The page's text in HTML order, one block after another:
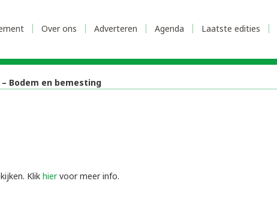
Over ons Adverteren Agenda Laatste edities
– Bodem en bemesting
Klik hiervoor meer info.